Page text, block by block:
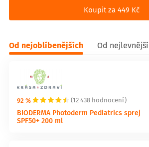
Koupit za 449 Kč
Od nejoblíbenějších Od
92 % (12 438 hodnocení)
BIODERMA Photoderm Pediatrics sprej
SPF50+ 200 ml